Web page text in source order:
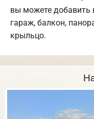
вы можете добавить
гараж, балкон,
крыльцо.